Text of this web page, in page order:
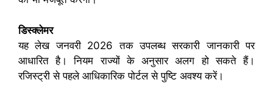
डिस्क्लेमर
यह लेख जनवरी 2026 तक उपलब्ध सरकारी जानकारी पर
आधारित है। नियम राज्यों के अनुसार अलग हो सकते हैं।
रजिस्ट्री से पहले आधिकारिक पोर्टल से पुष्टि अवश्य करें।